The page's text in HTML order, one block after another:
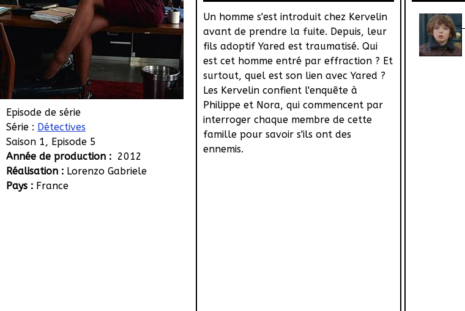
Episode de série
Série : Détectives
Saison 1, Episode 5
Année de production : 2012
Réalisation : Lorenzo Gabriele
Pays : France
Un homme s'est introduit chez Kervelin
avant de prendre la fuite. Depuis, leur
fils adoptif Yared est traumatisé. Qui
est cet homme entré par effraction ? Et
surtout, quel est son lien avec Yared ?
Les Kervelin confient l'enquête à
Philippe et Nora, qui commencent par
interroger chaque membre de cette
famille pour savoir s'ils ont des
ennemis.